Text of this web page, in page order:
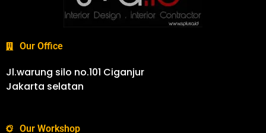
Our Office
Jl.warung silo no.101 Ciganjur
Jakarta selatan
Our Workshop